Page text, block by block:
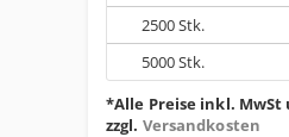
2500Stk.
5000Stk.
*Alle Preise inkl. MwSt
zzgl. Versandkosten